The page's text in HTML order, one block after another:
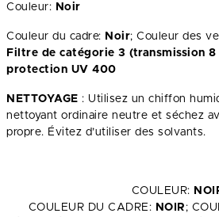
Couleur: Noir
Couleur du cadre: Noir; Couleur des
Filtre de catégorie 3 (transmission 8
protection UV 400
NETTOYAGE : Utilisez un chiffon
nettoyant ordinaire neutre et séchez
propre. Évitez d’utiliser des solvants.
COULEUR:
COULEUR DU CADRE: NOIR ;